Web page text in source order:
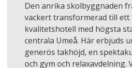
Den anrika skolbyggnaden
vackert transformerad till
kvalitetshotell med högsta
centrala Umeå. Här erbjuds
generös takhöjd, en
och gym och relaxavdelning.